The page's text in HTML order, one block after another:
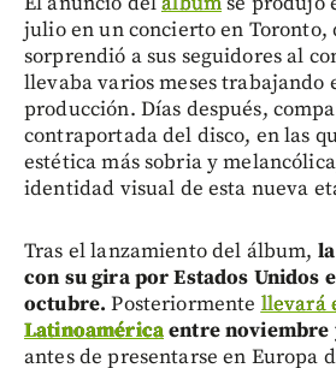
julio en un concierto en Toronto,
sorprendió a sus seguidores al
llevaba varios meses trabajando
producción. Días después,
contraportada del disco, en las
estética más sobria y
identidad visual de esta nueva
Tras el lanzamiento del álbum,
con su gira por Estados Unidos
octubre. Posteriormente llevará
Latinoaméricaentre noviembre
antes de presentarse en Europa